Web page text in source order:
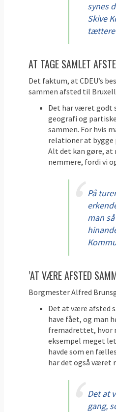
synes
Skive
tættere
AT TAGE SAMLET
Det faktum, at CDEU’s
sammen afsted til
Det har været godt
geografi og
sammen. For hvis
relationer at bygge
Alt det kan gøre, at
nemmere, fordi vi
På
man
’AT VÆRE AFSTED
Borgmester Alfred
Det at være afsted
have fået, og man
fremadrettet, hvor
eksempel meget
havde som en
har det også været
Det at
gang,